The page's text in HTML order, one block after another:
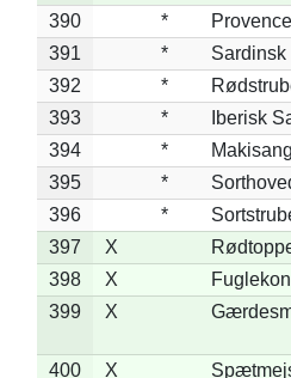
390
*
391
*
Sardinsk
392
*
393
*
Iberisk
394
*
395
*
396
*
397
X
398
X
399
X
400 X